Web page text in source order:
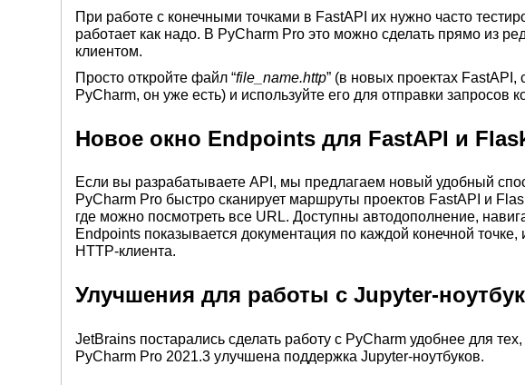
При работе с конечными точками в FastAPI их нужно часто
работает как надо. В PyCharm Pro это можно сделать прямо из
клиентом.
Просто откройте файл “file_name.http” (в новых проектах
PyCharm, он уже есть) и используйте его для отправки запросов
Новое окно Endpoints для FastAPI и
Если вы разрабатываете API, мы предлагаем новый удобный
PyCharm Pro быстро сканирует маршруты проектов FastAPI и
где можно посмотреть все URL. Доступны автодополнение,
Endpoints показывается документация по каждой конечной
HTTP-клиента.
Улучшения для работы с Jupyter-
JetBrains постарались сделать работу с PyCharm удобнее для
PyCharm Pro 2021.3 улучшена поддержка Jupyter-ноутбуков.